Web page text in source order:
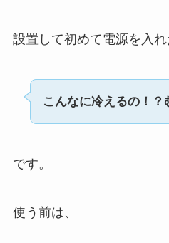
設置して初めて電源を入れ
こんなに冷えるの！？
です。
使う前は、